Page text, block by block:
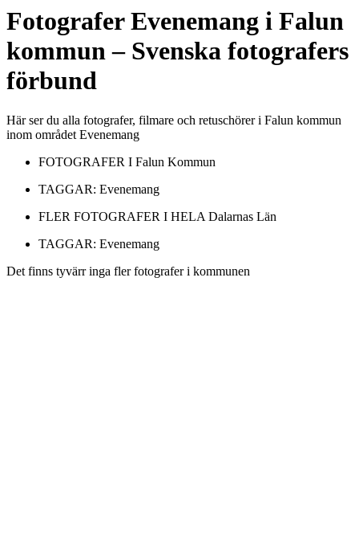
FotograferEvenemang i Falun
kommun– Svenska fotografers
förbund
Här ser du alla fotografer, filmare och retuschörer i Falun kommun
inom området Evenemang
FOTOGRAFER I Falun Kommun
TAGGAR: Evenemang
FLER FOTOGRAFER I HELA Dalarnas Län
TAGGAR: Evenemang
Det finns tyvärr inga fler fotografer i kommunen